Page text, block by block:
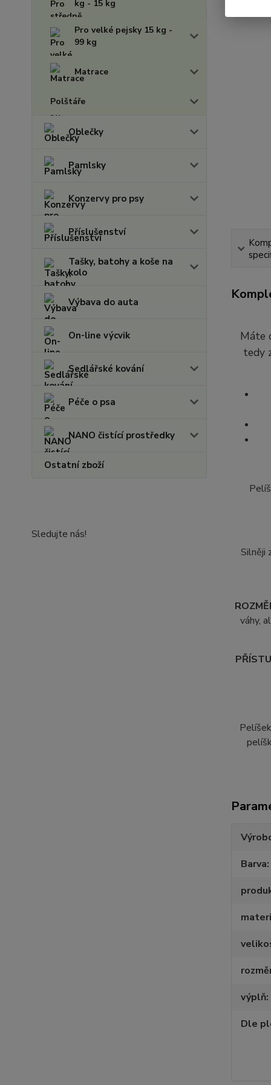
kg - 15 kg
Pro velké pejsky 15 kg -
99 kg
Matrace
Polštáře
Oblečky
Pamlsky
Konzervy pro psy
Příslušenství
Tašky, batohy a koše na
kolo
Výbava do auta
On-line výcvik
Sedlářské kování
Péče o psa
NANO čistící prostředky
Ostatní zboží
Sledujte nás!
Máte
tedy
Silněji
váhy,
Barva
výplň
Dle